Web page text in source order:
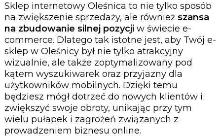
Sklep internetowy Oleśnica to nie tylko sposób
na zwiększenie sprzedaży, ale również szansa
na zbudowanie silnej pozycjiw świecie e-
commerce. Dlatego tak istotne jest, aby Twój e-
sklep w Oleśnicy był nie tylko atrakcyjny
wizualnie, ale także zoptymalizowany pod
kątem wyszukiwarek oraz przyjazny dla
użytkowników mobilnych. Dzięki temu
będziesz mógł dotrzeć do nowych klientów i
zwiększyć swoje obroty, unikając przy tym
wielu pułapek i zagrożeń związanych z
prowadzeniem biznesu online.